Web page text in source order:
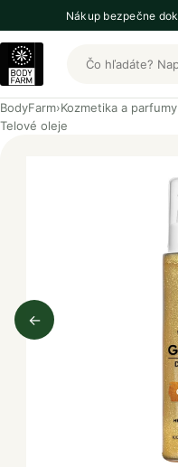
Nákup bezpečne
Hľadať
BodyFarm›Kozmetika a parfumy
Telové oleje
←
Predchádzajúci